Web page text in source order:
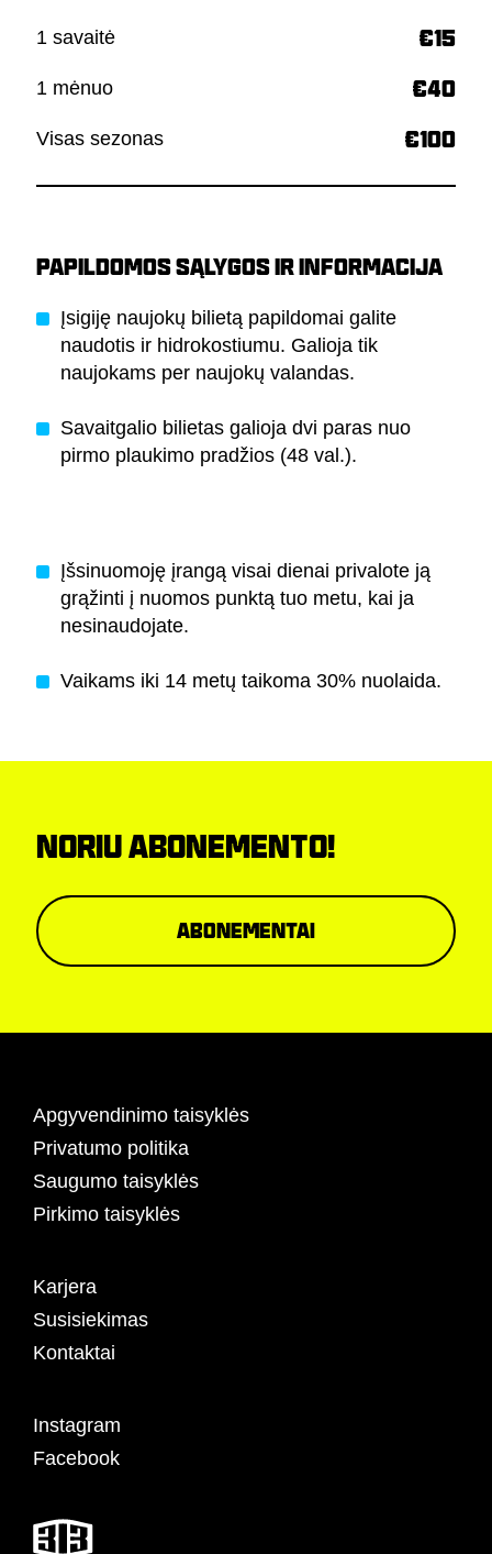
1 savaitė €15
1 mėnuo €40
Visas sezonas €100
PAPILDOMOS SĄLYGOS IR INFORMACIJA
Įsigiję naujokų bilietą papildomai galite
naudotis ir hidrokostiumu. Galioja tik
naujokams per naujokų valandas.
Savaitgalio bilietas galioja dvi paras nuo
pirmo plaukimo pradžios (48 val.).
Įšsinuomoję įrangą visai dienai privalote ją
grąžinti į nuomos punktą tuo metu, kai ja
nesinaudojate.
Vaikams iki 14 metų taikoma 30% nuolaida.
NORIU ABONEMENTO!
Abonementai
Apgyvendinimo taisyklės
Privatumo politika
Saugumo taisyklės
Pirkimo taisyklės
Karjera
Susisiekimas
Kontaktai
Instagram
Facebook